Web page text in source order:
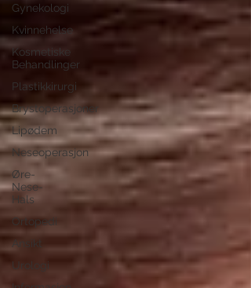
Gynekologi
Kvinnehelse
Kosmetiske
Behandlinger
Plastikkirurgi
Brystoperasjoner
Lipødem
Neseoperasjon
Øre-
Nese-
Hals
Ortopedi
Ansikt
Urologi